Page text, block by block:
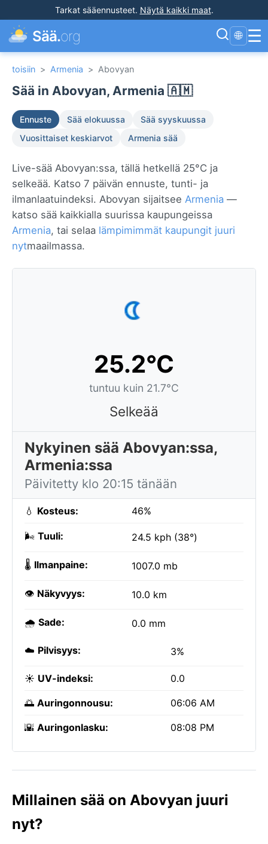
Tarkat sääennusteet. Näytä kaikki maat.
Sää.org 🌐 ☰
toisiin > Armenia > Abovyan
Sää in Abovyan, Armenia 🇦🇲
Ennuste Sää elokuussa
Sää syyskuussa
Vuosittaiset keskiarvot
Armenia sää
Live-sää Abovyan:ssa, tällä hetkellä 25°C ja
selkeää. Katso 7 päivän ennuste, tunti- ja
ilmanlaatuindeksi. Abovyan sijaitsee Armenia —
katso sää kaikkialla suurissa kaupungeissa
Armenia, tai selaa lämpimimmät kaupungit juuri
nytmaailmassa.
25.2°C
tuntuu kuin 21.7°C
Selkeää
Nykyinen sää Abovyan:ssa,
Armenia:ssa
Päivitetty klo 20:15 tänään
💧 Kosteus: 46%
🌬️ Tuuli: 24.5 kph (38°)
🌡️ Ilmanpaine: 1007.0 mb
👁️ Näkyvyys: 10.0 km
🌧️ Sade: 0.0 mm
☁️ Pilvisyys: 3%
☀️ UV-indeksi: 0.0
🌅 Auringonnousu: 06:06 AM
🌇 Auringonlasku: 08:08 PM
Millainen sää on Abovyan juuri
nyt?